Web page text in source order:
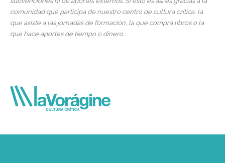
comunidad que participa de nuestro centro de cultura crítica, la
que asiste a las jornadas de formación, la que compra libros o la
que hace aportes de tiempo o dinero.